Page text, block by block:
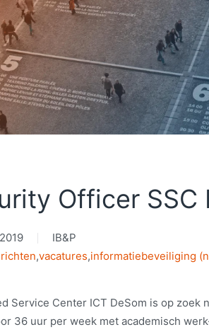
Officer SSC
IB&P
,vacatures,informatiebeveiliging
Service Center ICT DeSom is op zoek
36 uur per week met academisch